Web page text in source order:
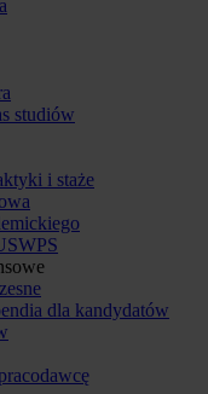
studiów
i staże
dla kandydatów